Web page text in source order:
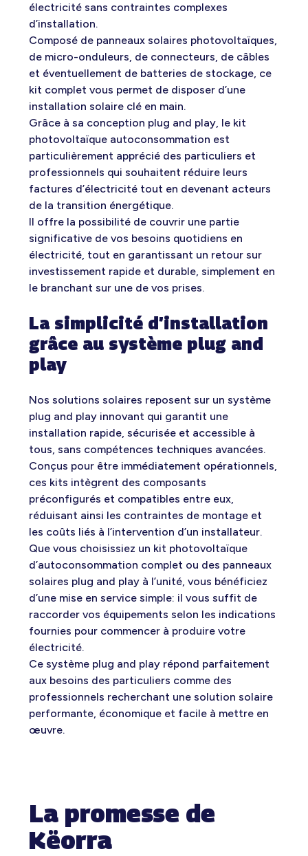
électricité sans contraintes complexes
d’installation.
Composé de panneaux solaires photovoltaïques,
de micro-onduleurs, de connecteurs, de câbles
et éventuellement de batteries de stockage, ce
kit complet vous permet de disposer d’une
installation solaire clé en main.
Grâce à sa conception plug and play, le kit
photovoltaïque autoconsommation est
particulièrement apprécié des particuliers et
professionnels qui souhaitent réduire leurs
factures d’électricité tout en devenant acteurs
de la transition énergétique.
Il offre la possibilité de couvrir une partie
significative de vos besoins quotidiens en
électricité, tout en garantissant un retour sur
investissement rapide et durable, simplement en
le branchant sur une de vos prises.
La simplicité d’installation
grâce au système plug and
play
Nos solutions solaires reposent sur un système
plug and play innovant qui garantit une
installation rapide, sécurisée et accessible à
tous, sans compétences techniques avancées.
Conçus pour être immédiatement opérationnels,
ces kits intègrent des composants
préconfigurés et compatibles entre eux,
réduisant ainsi les contraintes de montage et
les coûts liés à l’intervention d’un installateur.
Que vous choisissiez un kit photovoltaïque
d’autoconsommation complet ou des panneaux
solaires plug and play à l’unité, vous bénéficiez
d’une mise en service simple: il vous suffit de
raccorder vos équipements selon les indications
fournies pour commencer à produire votre
électricité.
Ce système plug and play répond parfaitement
aux besoins des particuliers comme des
professionnels recherchant une solution solaire
performante, économique et facile à mettre en
œuvre.
La promesse de
Këorra